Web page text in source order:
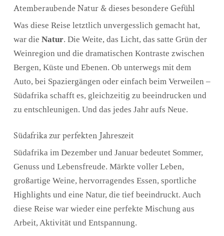
Atemberaubende Natur & dieses besondere Gefühl
Was diese Reise letztlich unvergesslich gemacht hat,
war die Natur. Die Weite, das Licht, das satte Grün der
Weinregion und die dramatischen Kontraste zwischen
Bergen, Küste und Ebenen. Ob unterwegs mit dem
Auto, bei Spaziergängen oder einfach beim Verweilen –
Südafrika schafft es, gleichzeitig zu beeindrucken und
zu entschleunigen. Und das jedes Jahr aufs Neue.
Südafrika zur perfekten Jahreszeit
Südafrika im Dezember und Januar bedeutet Sommer,
Genuss und Lebensfreude. Märkte voller Leben,
großartige Weine, hervorragendes Essen, sportliche
Highlights und eine Natur, die tief beeindruckt. Auch
diese Reise war wieder eine perfekte Mischung aus
Arbeit, Aktivität und Entspannung.